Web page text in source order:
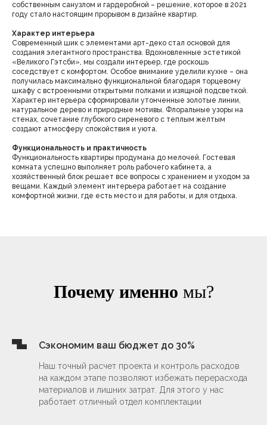
собственным санузлом и гардеробной – решение, которое в 2021
году стало настоящим прорывом в дизайне квартир.
Характер интерьера
Современный шик с элементами арт-деко стал основой для
создания элегантного пространства. Вдохновленные эстетикой
«Великого Гэтсби», мы создали интерьер, где роскошь
соседствует с комфортом. Особое внимание уделили кухне – она
получилась максимально функциональной благодаря торцевому
шкафу с встроенными открытыми полками и изящной подсветкой.
Характер интерьера сформировали утонченные золотые линии,
натуральное дерево и природные мотивы. Флоральные узоры на
стенах, сочетание глубокого сиреневого с теплым желтым
создают атмосферу спокойствия и уюта.
Функциональность и практичность
Функциональность квартиры продумана до мелочей. Гостевая
комната успешно выполняет роль рабочего кабинета, а
хозяйственный блок решает все вопросы с хранением и уходом за
вещами. Каждый элемент интерьера работает на создание
комфортной жизни, где есть место и для работы, и для отдыха.
Почему именно мы?
Сэкономим ваш бюджет до 30%
Наш точный расчет проекта и контроль расходов
на каждом этапе позволяют избежать перерасхода
материалов и лишних затрат. Для этого у нас
работает отличный отдел комплектации
Дизайн интерьера